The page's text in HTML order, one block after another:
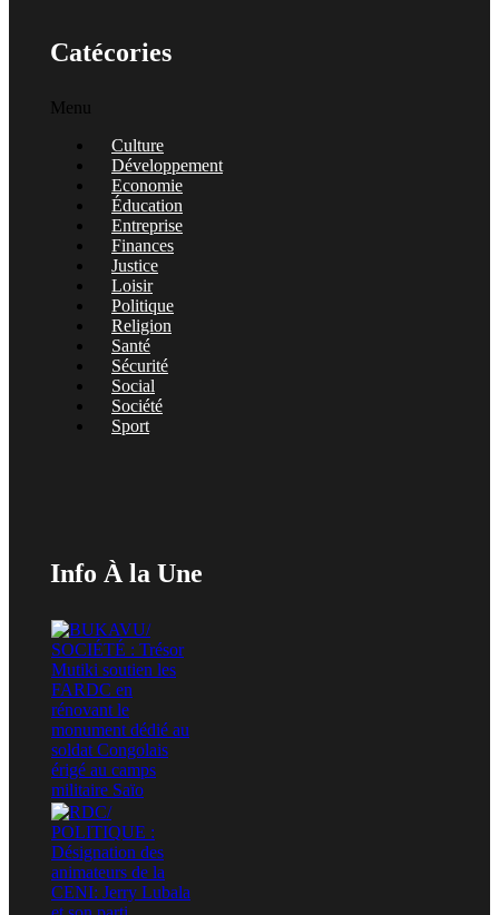
Catécories
Menu
Culture
Développement
Economie
Éducation
Entreprise
Finances
Justice
Loisir
Politique
Religion
Santé
Sécurité
Social
Société
Sport
Info À la Une